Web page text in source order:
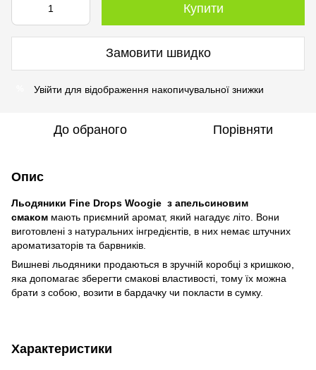
Купити
Замовити швидко
Увійти для відображення накопичувальної знижки
До обраного Порівняти
Опис
Льодяники Fine Drops Woogie з апельсиновим
смаком мають приємний аромат, який нагадує літо. Вони
виготовлені з натуральних інгредієнтів, в них немає штучних
ароматизаторів та барвників.
Вишневі льодяники продаються в зручній коробці з кришкою,
яка допомагає зберегти смакові властивості, тому їх можна
брати з собою, возити в бардачку чи покласти в сумку.
Характеристики